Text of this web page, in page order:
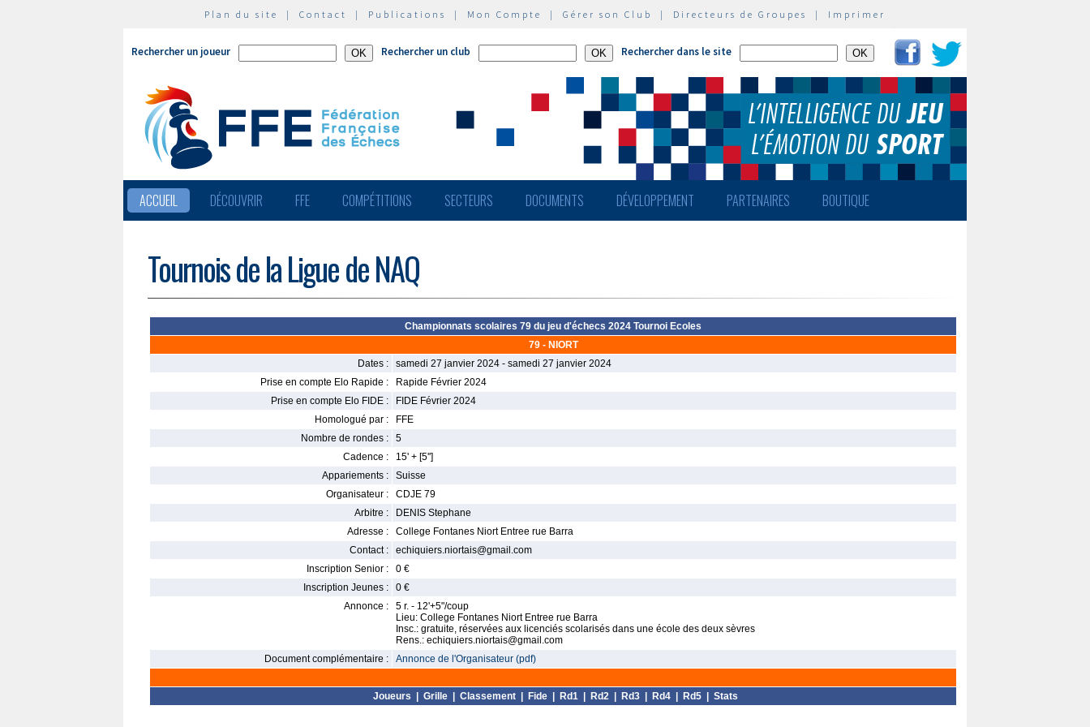
Plan du site | Contact | Publications | Mon Compte | Gérer son Club | Directeurs de Groupes | Imprimer
Rechercher un joueur Rechercher un club Rechercher dans le site
ACCUEIL DÉCOUVRIR FFE COMPÉTITIONS SECTEURS DOCUMENTS DÉVELOPPEMENT PARTENAIRES BOUTIQUE
Tournois de la Ligue de NAQ
Championnats scolaires 79 du jeu d'échecs 2024 Tournoi Ecoles
79 - NIORT
Dates :
samedi 27 janvier 2024 - samedi 27 janvier 2024
Prise en compte Elo Rapide :
Rapide Février 2024
Prise en compte Elo FIDE :
FIDE Février 2024
Homologué par :
FFE
Nombre de rondes :
5
Cadence :
15' + [5'']
Appariements :
Suisse
Organisateur :
CDJE 79
Arbitre :
DENIS Stephane
Adresse :
College Fontanes Niort Entree rue Barra
Contact :
echiquiers.niortais@gmail.com
Inscription Senior :
0 €
Inscription Jeunes :
0 €
Annonce :
5 r. - 12'+5"/coup
Lieu: College Fontanes Niort Entree rue Barra
Insc.: gratuite, réservées aux licenciés scolarisés dans une école des deux sèvres
Rens.: echiquiers.niortais@gmail.com
Document complémentaire :
Annonce de l'Organisateur (pdf)
Joueurs Grille Classement Fide Rd1 Rd2 Rd3 Rd4 Rd5 Stats